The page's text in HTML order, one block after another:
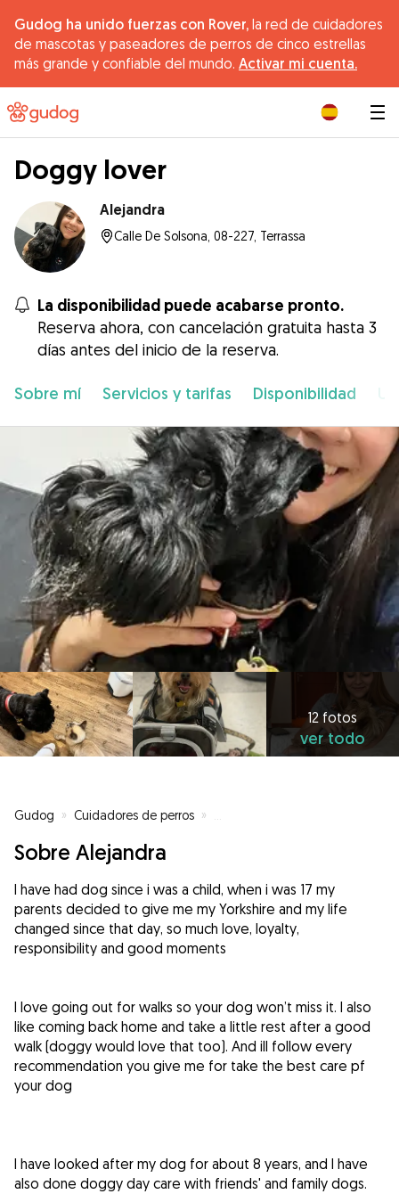
Gudog ha unido fuerzas con Rover, la red de cuidadores
de mascotas y paseadores de perros de cinco estrellas
más grande y confiable del mundo. Activar mi cuenta.
Doggy lover
Alejandra
Calle De Solsona, 08-227, Terrassa
La disponibilidad puede acabarse pronto.
Reserva ahora, con cancelación gratuita hasta 3
días antes del inicio de la reserva.
Sobre mí Servicios y tarifas Disponibilidad
12 fotos
ver todo
Gudog » Cuidadores de perros »
Sobre Alejandra
I have had dog since i was a child, when i was 17 my
parents decided to give me my Yorkshire and my life
changed since that day, so much love, loyalty,
responsibility and good moments
I love going out for walks so your dog won’t miss it. I also
like coming back home and take a little rest after a good
walk (doggy would love that too). And ill follow every
recommendation you give me for take the best care pf
your dog
I have looked after my dog for about 8 years, and I have
also done doggy day care with friends' and family dogs.